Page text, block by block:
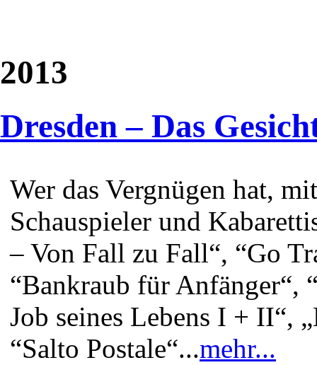
2013
Dresden – Das
Wer das Vergnügen hat,
Schauspieler und
– Von Fall zu Fall“, “Go
“Bankraub für Anfänger“,
Job seines Lebens I + II“,
“Salto Postale“...mehr...